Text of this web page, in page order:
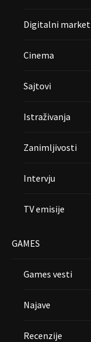
Digitalni
Cinema
Sajtovi
Istraživanja
Zanimljivosti
Intervju
TV emisije
GAMES
Games vesti
Najave
Recenzije